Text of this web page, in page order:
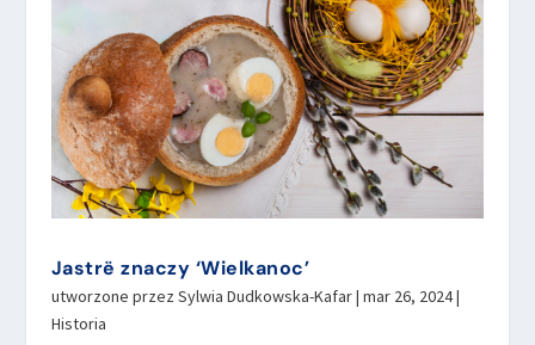
Jastrë znaczy ‘Wielkanoc’
utworzone przez Sylwia Dudkowska-Kafar| mar 26, 2024|
Historia